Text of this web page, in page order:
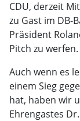
CDU, derzeit
zu Gast im DB-
Präsident
Pitch zu werfen.
Auch wenn es
einem Sieg
hat, haben wir
Ehrengastes